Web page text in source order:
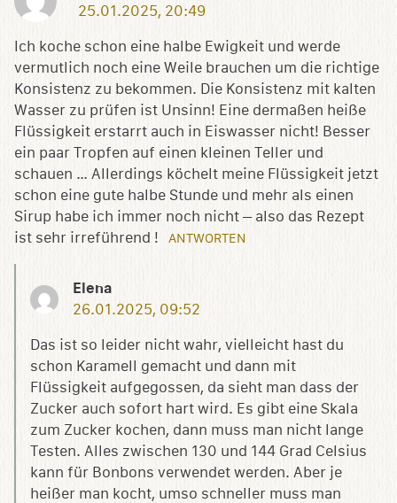
25.01.2025, 20:49
Ich koche schon eine halbe Ewigkeit und werde
vermutlich noch eine Weile brauchen um die richtige
Konsistenz zu bekommen. Die Konsistenz mit kalten
Wasser zu prüfen ist Unsinn! Eine dermaßen heiße
Flüssigkeit erstarrt auch in Eiswasser nicht! Besser
ein paar Tropfen auf einen kleinen Teller und
schauen … Allerdings köchelt meine Flüssigkeit jetzt
schon eine gute halbe Stunde und mehr als einen
Sirup habe ich immer noch nicht – also das Rezept
ist sehr irreführend !
ANTWORTEN
Elena
26.01.2025, 09:52
Das ist so leider nicht wahr, vielleicht hast du
schon Karamell gemacht und dann mit
Flüssigkeit aufgegossen, da sieht man dass der
Zucker auch sofort hart wird. Es gibt eine Skala
zum Zucker kochen, dann muss man nicht lange
Testen. Alles zwischen 130 und 144 Grad Celsius
kann für Bonbons verwendet werden. Aber je
heißer man kocht, umso schneller muss man